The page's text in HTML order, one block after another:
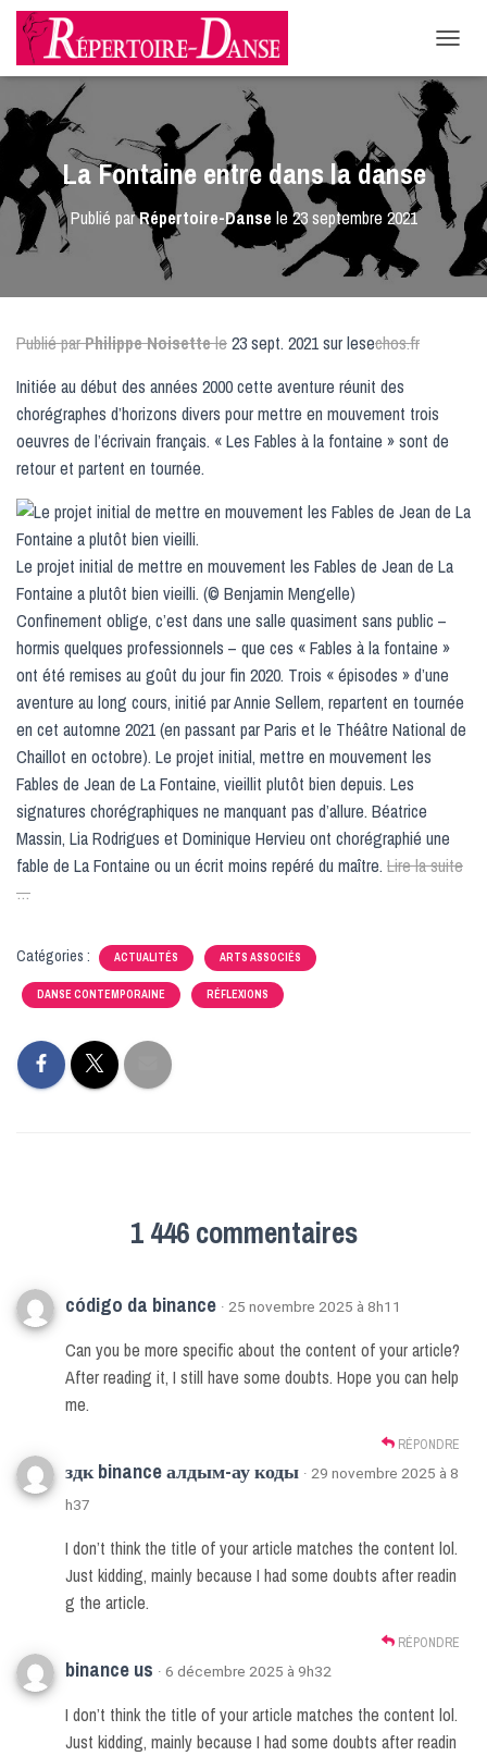
-->
É
P
L
I
E
R
L
A
A
V
I
La Fontaine entre dans la danse
Publié parRépertoire-Danse le 23 septembre 2021
Publié parPhilippe Noisettele23 sept. 2021 sur lesechos.fr
Initiée au début des années 2000 cette aventure réunit des
chorégraphes d’horizons divers pour mettre en mouvement trois
oeuvres de l’écrivain français. « Les Fables à la fontaine » sont de
retour et partent en tournée.
Le projet initial de mettre en mouvement les Fables de Jean de La
Fontaine a plutôt bien vieilli. (© Benjamin Mengelle)
Confinement oblige, c’est dans une salle quasiment sans public –
hormis quelques professionnels – que ces « Fables à la fontaine »
ont été remises au goût du jour fin 2020. Trois « épisodes » d’une
aventure au long cours, initié par Annie Sellem, repartent en tournée
en cet automne 2021 (en passant par Paris et le Théâtre National de
Chaillot en octobre). Le projet initial, mettre en mouvement les
Fables de Jean de La Fontaine, vieillit plutôt bien depuis. Les
signatures chorégraphiques ne manquant pas d’allure. Béatrice
Massin, Lia Rodrigues et Dominique Hervieu ont chorégraphié une
fable de La Fontaine ou un écrit moins repéré du maître. Lire la suite
…
Catégories : ACTUALITÉS ARTS ASSOCIÉS
DANSE CONTEMPORAINE RÉFLEXIONS
1 446 commentaires
código da binance · 25 novembre 2025 à 8h11
Can you be more specific about the content of your article?
After reading it, I still have some doubts. Hope you can help
me.
RÉPONDRE
здк binance алдым-ау коды · 29 novembre 2025 à 8
h37
I don’t think the title of your article matches the content lol.
Just kidding, mainly because I had some doubts after readin
g the article.
RÉPONDRE
binance us · 6 décembre 2025 à 9h32
I don’t think the title of your article matches the content lol.
Just kidding, mainly because I had some doubts after readin